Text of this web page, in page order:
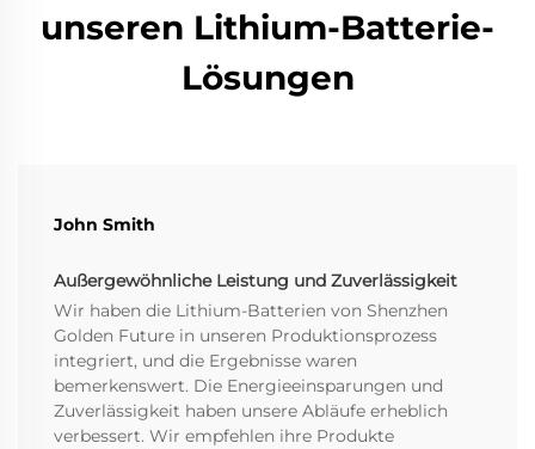
unseren Lithium-Batterie-
Lösungen
John Smith
Außergewöhnliche Leistung und Zuverlässigkeit
Wir haben die Lithium-Batterien von Shenzhen
Golden Future in unseren Produktionsprozess
integriert, und die Ergebnisse waren
bemerkenswert. Die Energieeinsparungen und
Zuverlässigkeit haben unsere Abläufe erheblich
verbessert. Wir empfehlen ihre Produkte